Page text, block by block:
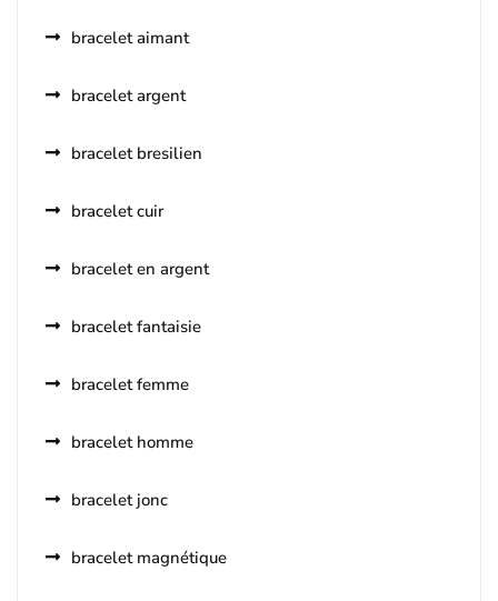
bracelet aimant
bracelet argent
bracelet bresilien
bracelet cuir
bracelet en argent
bracelet fantaisie
bracelet femme
bracelet homme
bracelet jonc
bracelet magnétique